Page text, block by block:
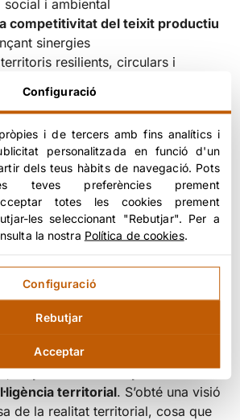
i ambiental
competitivitat del teixit productiu
sinergies
resilients, circulars i
productius
a les empreses en permetre:
i productes més
i innovadors
d’innovaciói
més informades sobre
i ubicacions
de la cadena de
espotencia la competitivitat a
territorial. S’obté una visió
de la realitat territorial, cosa que
Configuració
i de tercers amb fins analítics i
personalitzada en funció d'un
dels teus hàbits de navegació. Pots
teves preferències prement
totes les cookies prement
les seleccionant "Rebutjar". Per a
la nostra Política de cookies.
Configuració
Rebutjar
Acceptar